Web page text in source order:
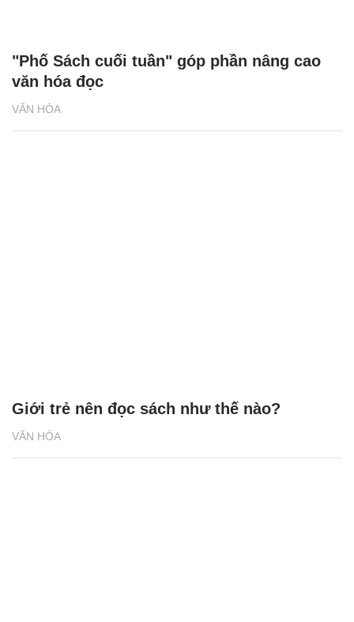
VĂN HÓA
"Phố Sách cuối tuần" góp phần nâng cao
văn hóa đọc
VĂN HÓA
Giới trẻ nên đọc sách như thế nào?